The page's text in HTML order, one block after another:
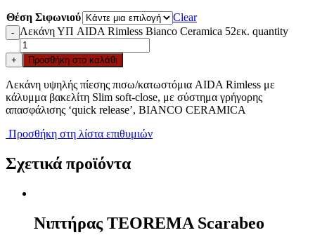
Θέση Σιφωνιού Clear
- Λεκάνη ΥΠ AIDA Rimless Bianco Ceramica 52εκ. quantity
+ Προσθήκη στο καλάθι
Λεκάνη υψηλής πίεσης πισω/κατωστόμια AIDA Rimless με
κάλυμμα βακελίτη Slim soft-close, με σύστημα γρήγορης
απασφάλισης ‘quick release’, BIANCO CERAMICA
Προσθήκη στη λίστα επιθυμιών
Σχετικά προϊόντα
Νιπτήρας TEOREMA Scarabeo